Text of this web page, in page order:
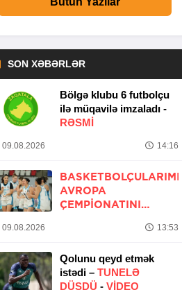
SON XƏBƏRLƏR
Bölgə klubu 6 futbolçu
ilə müqavilə imzaladı -
RƏSMİ
09.08.2026 14:16
BASKETBOLÇULARIMIZ
AVROPA
ÇEMPIONATINI
09.08.2026 13:53
Qolunu qeyd etmək
istədi – TUNELƏ
DÜŞDÜ - VİDEO